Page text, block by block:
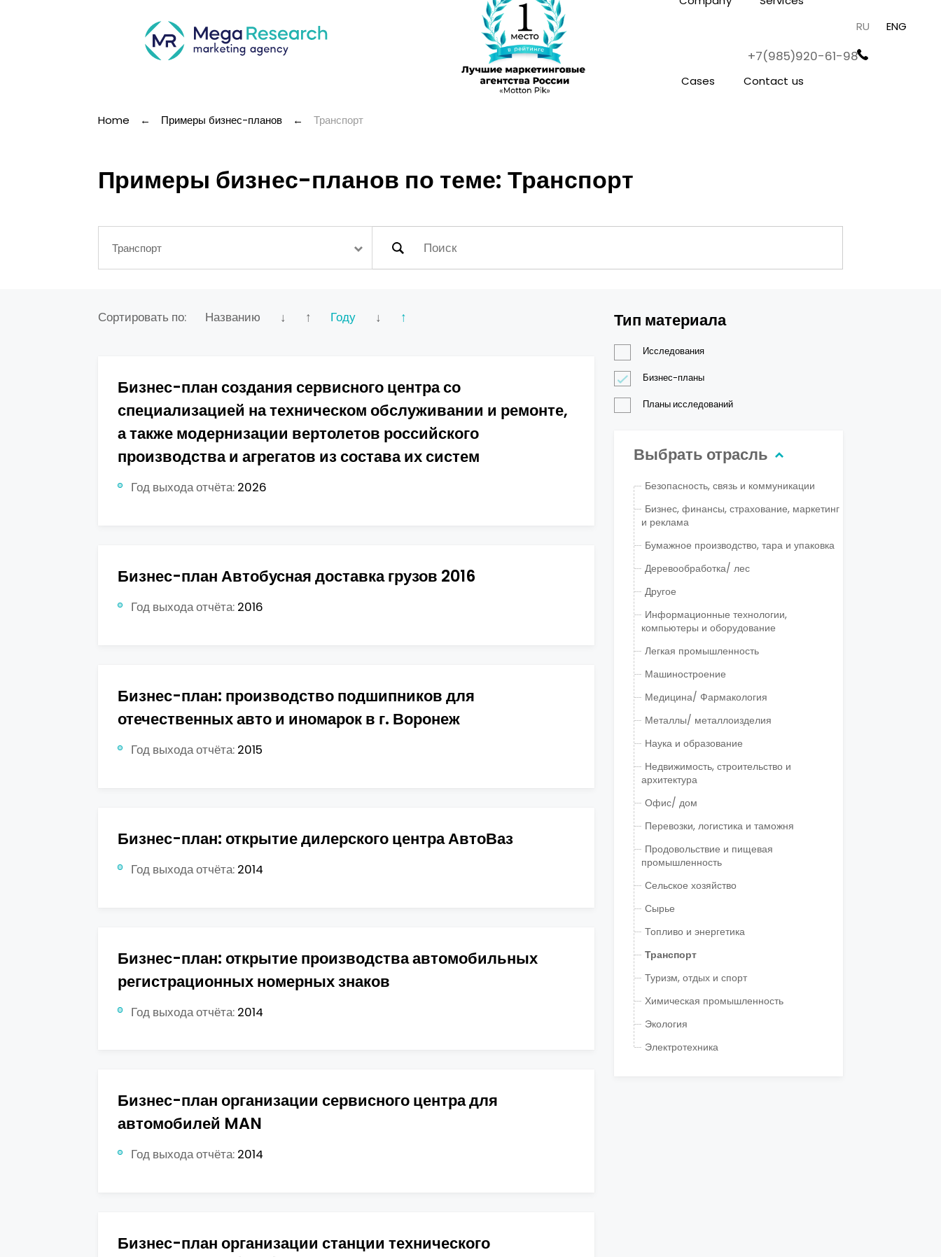
Cases Contact us
RU ENG
+7(985)920-61-98
Home ← Примеры бизнес-планов ← Транспорт
Примеры бизнес-планов по теме: Транспорт
Транспорт
Сортировать по: Названию ↓ ↑ Году ↓ ↑
Бизнес-план создания сервисного центра со
специализацией на техническом обслуживании и ремонте,
а также модернизации вертолетов российского
производства и агрегатов из состава их систем
Год выхода отчёта: 2026
Бизнес-план Автобусная доставка грузов 2016
Год выхода отчёта: 2016
Бизнес-план: производство подшипников для
отечественных авто и иномарок в г. Воронеж
Год выхода отчёта: 2015
Бизнес-план: открытие дилерского центра АвтоВаз
Год выхода отчёта: 2014
Бизнес-план: открытие производства автомобильных
регистрационных номерных знаков
Год выхода отчёта: 2014
Бизнес-план организации сервисного центра для
автомобилей MAN
Год выхода отчёта: 2014
Бизнес-план организации станции технического
Тип материала
Исследования
Бизнес-планы
Планы исследований
Выбрать отрасль
Безопасность, связь и коммуникации
Бизнес, финансы, страхование, маркетинг
и реклама
Бумажное производство, тара и упаковка
Деревообработка/ лес
Другое
Информационные технологии,
компьютеры и оборудование
Легкая промышленность
Машиностроение
Медицина/ Фармакология
Металлы/ металлоизделия
Наука и образование
Недвижимость, строительство и
архитектура
Офис/ дом
Перевозки, логистика и таможня
Продовольствие и пищевая
промышленность
Сельское хозяйство
Сырье
Топливо и энергетика
Транспорт
Туризм, отдых и спорт
Химическая промышленность
Экология
Электротехника